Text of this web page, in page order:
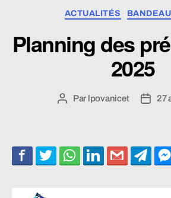
ACTUALITÉS
Planning des
2025
Auteur
Par lpovanicet
Date
27